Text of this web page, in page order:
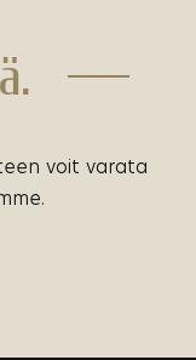
voit varata